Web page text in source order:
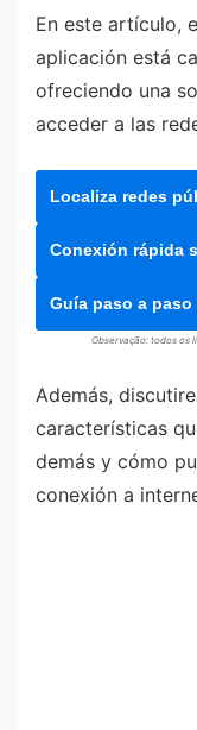
En este artículo,
aplicación está
ofreciendo una
acceder a las
Localiza redes
Conexión rápida
Guía paso a
Observação: todos os
Además,
características
demás y cómo
conexión a